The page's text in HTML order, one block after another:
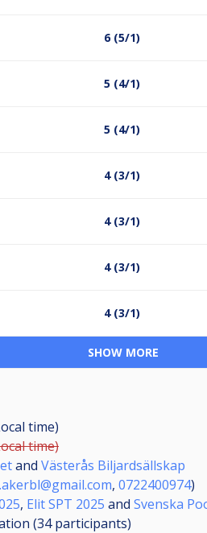
6 (5/1)
5 (4/1)
5 (4/1)
4 (3/1)
4 (3/1)
4 (3/1)
4 (3/1)
SHOW MORE
time)
time)
and Västerås Biljardsällskap
, 0722400974)
, Elit SPT 2025 and Svenska
(34participants)